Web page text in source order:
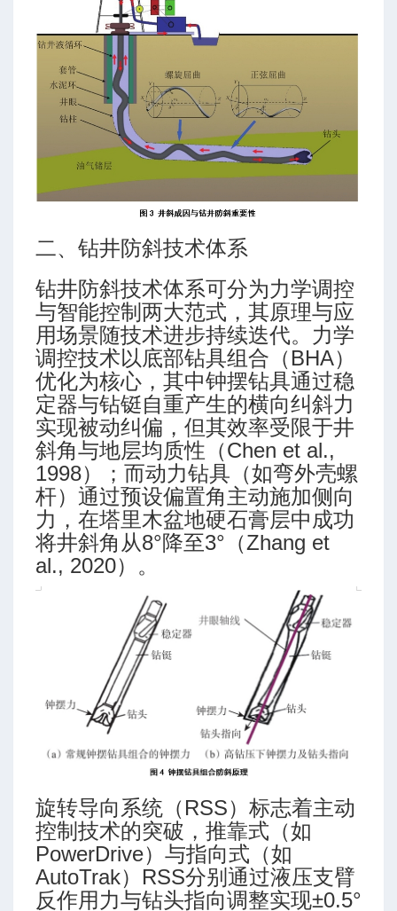
二、钻井防斜技术体系
钻井防斜技术体系可分为力学调控
与智能控制两大范式，其原理与应
用场景随技术进步持续迭代。力学
调控技术以底部钻具组合（BHA）
优化为核心，其中钟摆钻具通过稳
定器与钻铤自重产生的横向纠斜力
实现被动纠偏，但其效率受限于井
斜角与地层均质性（Chen et al.,
1998）；而动力钻具（如弯外壳螺
杆）通过预设偏置角主动施加侧向
力，在塔里木盆地硬石膏层中成功
将井斜角从8°降至3°（Zhang et
al., 2020）。
旋转导向系统（RSS）标志着主动
控制技术的突破，推靠式（如
PowerDrive）与指向式（如
AutoTrak）RSS分别通过液压支臂
反作用力与钻头指向调整实现±0.5°